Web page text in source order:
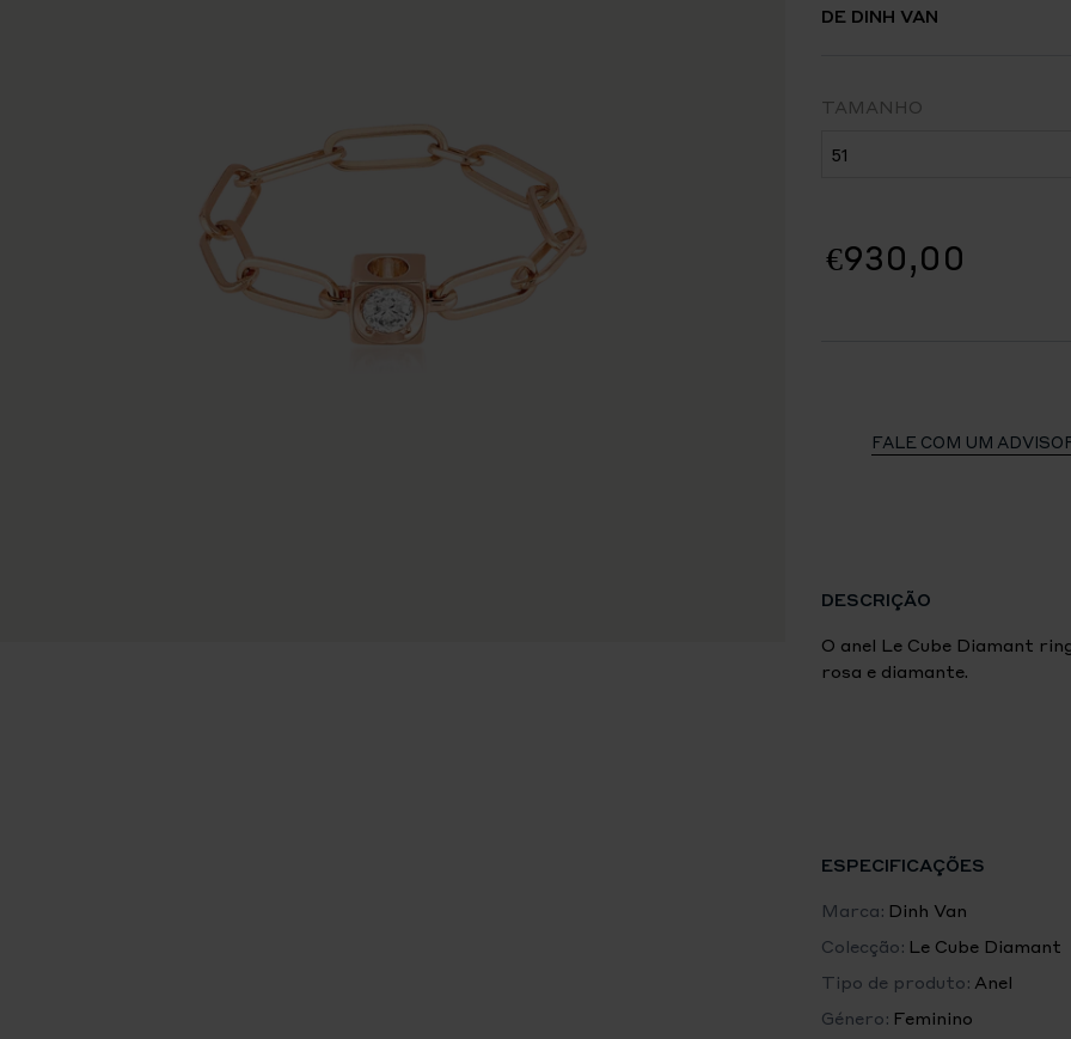
DE DINH VAN
TAMANHO
€930,00
FALE COM UM
DESCRIÇÃO
O anel Le Cube Diamant
rosa e diamante.
ESPECIFICAÇÕES
Marca: Dinh Van
Colecção: Le Cube Diamant
Tipo de produto: Anel
Género: Feminino